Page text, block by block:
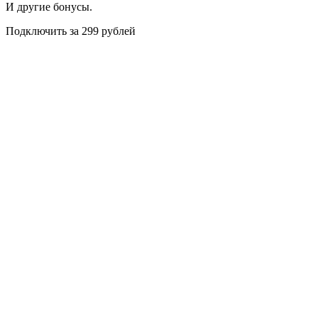
И другие бонусы.
Подключить за 299 рублей